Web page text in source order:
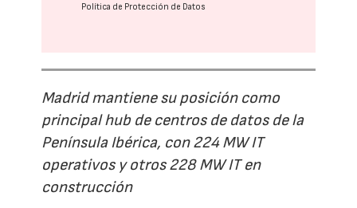
Política de Protección de Datos
Madrid mantiene su posición como
principal hub de centros de datos de la
Península Ibérica, con 224 MW IT
operativos y otros 228 MW IT en
construcción